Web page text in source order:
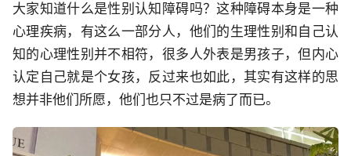
大家知道什么是性别认知障碍吗？这种障碍本身是一种
心理疾病，有这么一部分人，他们的生理性别和自己认
知的心理性别并不相符，很多人外表是男孩子，但内心
认定自己就是个女孩，反过来也如此，其实有这样的思
想并非他们所愿，他们也只不过是病了而已。